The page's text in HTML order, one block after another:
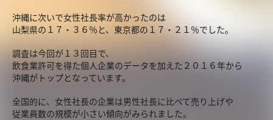
沖縄に次いで女性社長率が高かったのは
山梨県の１７・３６％と、東京都の１７・２１％でした。
調査は今回が１３回目で、
飲食業許可を得た個人企業のデータを加えた２０１６年から
沖縄がトップとなっています。
全国的に、女性社長の企業は男性社長に比べて売り上げや
従業員数の規模が小さい傾向がみられました。